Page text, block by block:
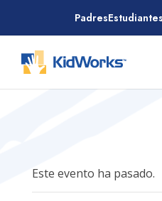
contenido
PadresEstudiantes
Este evento ha pasado.